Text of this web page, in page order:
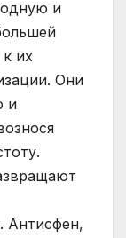
и
их
Они
и
Антисфен,